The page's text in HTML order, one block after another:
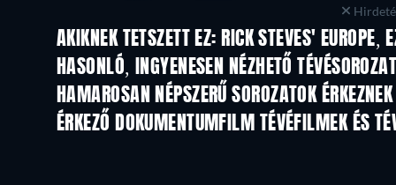
AKIKNEK TETSZETT EZ: RICK STEVES' EUROPE,
TV TV
HASONLÓ, INGYENESEN NÉZHETŐ
TV TV
HAMAROSAN NÉPSZERŰ SOROZATOK ÉRKEZNEK
TV TV
ÉRKEZŐ DOKUMENTUMFILM TÉVÉFILMEK ÉS
Évad 1 Évad 1